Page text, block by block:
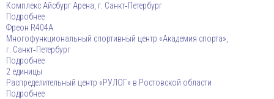
Комплекс Айсбург Арена, г. Санкт‑Петербург
Подробнее
Фреон R404A
Многофункциональный спортивный центр «Академия спорта»,
г. Санкт‑Петербург
Подробнее
2 единицы
Распределительный центр «РУЛОГ» в Ростовской области
Подробнее